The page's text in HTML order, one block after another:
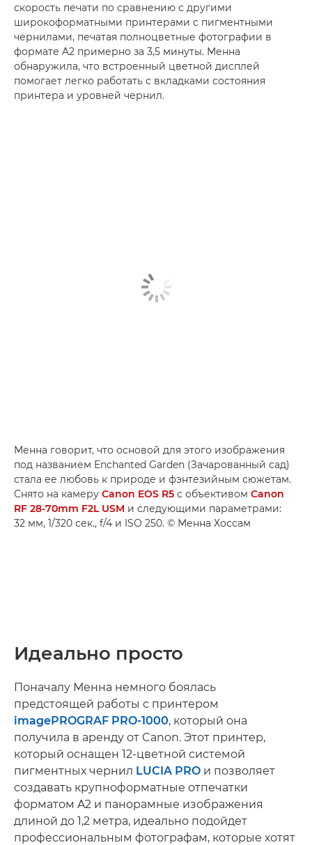
скорость печати по сравнению с другими
широкоформатными принтерами с пигментными
чернилами, печатая полноцветные фотографии в
формате A2 примерно за 3,5 минуты. Менна
обнаружила, что встроенный цветной дисплей
помогает легко работать с вкладками состояния
принтера и уровней чернил.
Менна говорит, что основой для этого изображения
под названием Enchanted Garden (Зачарованный сад)
стала ее любовь к природе и фэнтезийным сюжетам.
Снято на камеру Canon EOS R5 с объективом Canon
RF 28-70mm F2L USM и следующими параметрами:
32 мм, 1/320 сек., f/4 и ISO 250. © Менна Хоссам
Идеально просто
Поначалу Менна немного боялась
предстоящей работы с принтером
imagePROGRAF PRO-1000, который она
получила в аренду от Canon. Этот принтер,
который оснащен 12-цветной системой
пигментных чернил LUCIA PRO и позволяет
создавать крупноформатные отпечатки
форматом A2 и панорамные изображения
длиной до 1,2 метра, идеально подойдет
профессиональным фотографам, которые хотят